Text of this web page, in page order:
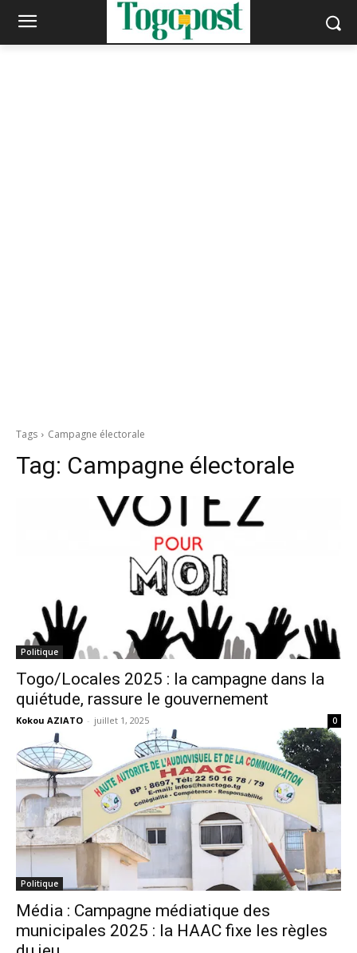
Tags Campagne électorale
Tag: Campagne électorale
Politique
Togo/Locales 2025 : la campagne dans la
quiétude, rassure le gouvernement
Kokou AZIATO - juillet 1, 2025 0
Politique
Média : Campagne médiatique des
municipales 2025 : la HAAC fixe les règles